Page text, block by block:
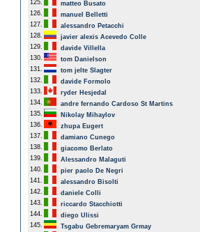
125.
matteo Busato
126.
manuel Belletti
127.
alessandro Petacchi
128.
javier alexis Acevedo Colle
129.
davide Villella
130.
tom Danielson
131.
tom jelte Slagter
132.
davide Formolo
133.
ryder Hesjedal
134.
andre fernando Cardoso St Martins
135.
Nikolay Mihaylov
136.
zhupa Eugert
137.
damiano Cunego
138.
giacomo Berlato
139.
Alessandro Malaguti
140.
pier paolo De Negri
141.
alessandro Bisolti
142.
daniele Colli
143.
riccardo Stacchiotti
144.
diego Ulissi
145.
Tsgabu Gebremaryam Grmay